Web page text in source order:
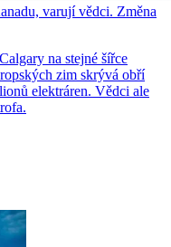
varují vědci. Změna
na stejné šířce
zim skrývá obří
elektráren. Vědci ale